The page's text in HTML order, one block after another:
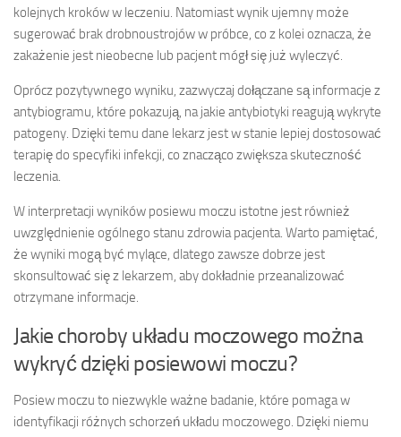
kolejnych kroków w leczeniu. Natomiast wynik ujemny może
sugerować brak drobnoustrojów w próbce, co z kolei oznacza, że
zakażenie jest nieobecne lub pacjent mógł się już wyleczyć.
Oprócz pozytywnego wyniku, zazwyczaj dołączane są informacje z
antybiogramu, które pokazują, na jakie antybiotyki reagują wykryte
patogeny. Dzięki temu dane lekarz jest w stanie lepiej dostosować
terapię do specyfiki infekcji, co znacząco zwiększa skuteczność
leczenia.
W interpretacji wyników posiewu moczu istotne jest również
uwzględnienie ogólnego stanu zdrowia pacjenta. Warto pamiętać,
że wyniki mogą być mylące, dlatego zawsze dobrze jest
skonsultować się z lekarzem, aby dokładnie przeanalizować
otrzymane informacje.
Jakie choroby układu moczowego można
wykryć dzięki posiewowi moczu?
Posiew moczu to niezwykle ważne badanie, które pomaga w
identyfikacji różnych schorzeń układu moczowego. Dzięki niemu